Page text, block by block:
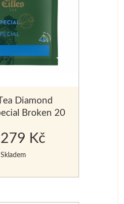
Diamond
Broken 20
Kč
Skladem